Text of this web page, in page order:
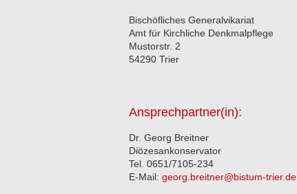
Bischöfliches Generalvikariat
Amt für Kirchliche Denkmalpflege
Mustorstr. 2
54290 Trier
Ansprechpartner(in):
Dr. Georg Breitner
Diözesankonservator
Tel. 0651/7105-234
E-Mail: georg.breitner@bistum-trier.de